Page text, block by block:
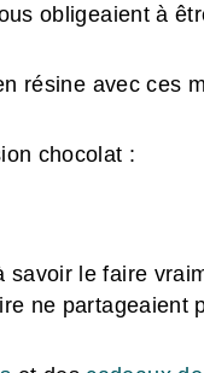
obligeaient à
résine avec ces
chocolat :
le faire
ne partageaient